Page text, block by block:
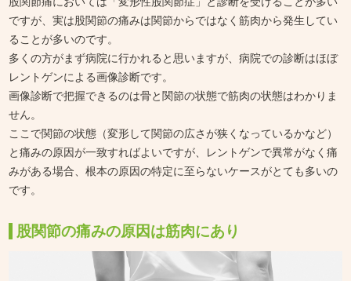
ですが、実は股関節の痛みは関節からではなく筋肉から発生してい
ることが多いのです。
多くの方がまず病院に行かれると思いますが、病院での診断はほぼ
レントゲンによる画像診断です。
画像診断で把握できるのは骨と関節の状態で筋肉の状態はわかりま
せん。
ここで関節の状態（変形して関節の広さが狭くなっているかなど）
と痛みの原因が一致すればよいですが、レントゲンで異常がなく痛
みがある場合、根本の原因の特定に至らないケースがとても多いの
です。
股関節の痛みの原因は筋肉にあり